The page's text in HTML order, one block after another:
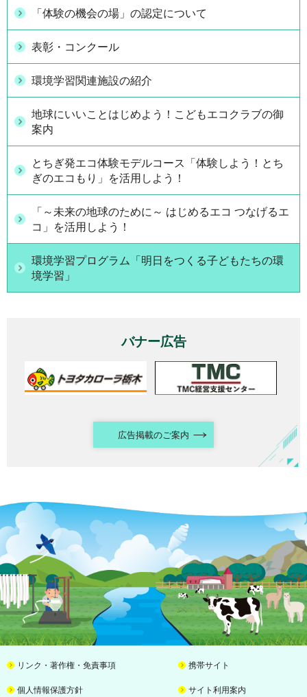
「体験の機会の場」の認定について
表彰・コンクール
環境学習関連施設の紹介
地球にいいことはじめよう！こどもエコクラブの御
案内
とちぎ発エコ体験モデルコース「体験しよう！とち
ぎのエコもり」を活用しよう！
「～未来の地球のために～ はじめるエコ つなげるエ
コ」を活用しよう！
環境学習プログラム「明日をつくる子どもたちの環
境学習」
バナー広告
広告掲載のご案内
リンク・著作権・免責事項 携帯サイト
個人情報保護方針 サイト利用案内